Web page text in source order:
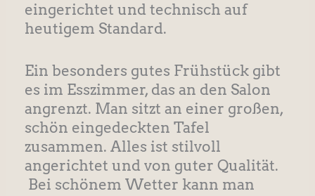
eingerichtet und technisch auf
heutigem Standard.
Ein besonders gutes Frühstück gibt
es im Esszimmer, das an den Salon
angrenzt. Man sitzt an einer großen,
schön eingedeckten Tafel
zusammen. Alles ist stilvoll
angerichtet und von guter Qualität.
Bei schönem Wetter kann man